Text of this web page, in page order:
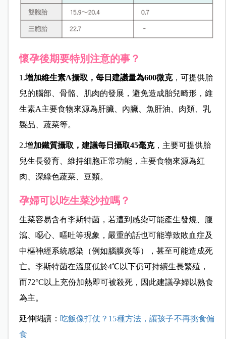
懷孕後期要特別注意的事？
1.增加維生素A攝取，每日建議量為600微克，可提供胎
兒的腦部、骨骼、肌肉的發展，避免造成胎兒畸形，維
生素A主要食物來源為肝臟、內臟、魚肝油、肉類、乳
製品、蔬菜等。
2.增加鐵質攝取，建議每日攝取45毫克，主要可提供胎
兒生長發育、維持細胞正常功能，主要食物來源為紅
肉、深綠色蔬菜、豆類。
孕婦可以吃生菜沙拉嗎？
生菜容易含有李斯特菌，若遭到感染可能產生發燒、腹
瀉、噁心、嘔吐等現象，嚴重的話也可能導致敗血症及
中樞神經系統感染（例如腦膜炎等），甚至可能造成死
亡。李斯特菌在溫度低於4℃以下仍可持續生長繁殖，
而72°C以上充份加熱即可被殺死，因此建議孕婦以熟食
為主。
延伸閱讀： 吃飯像打仗？15種方法，讓孩子不再挑食偏
食